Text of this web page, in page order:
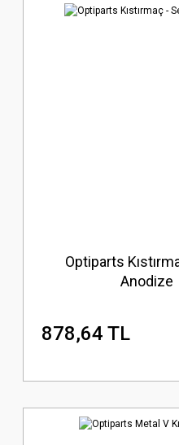
Optiparts
Anodize
878,64 TL